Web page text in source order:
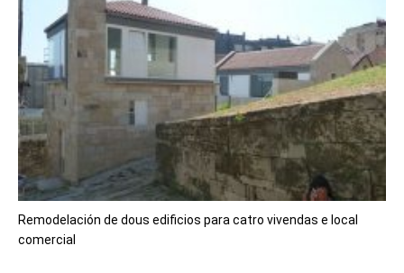
Remodelación de dous edificios para catro vivendas e local
comercial